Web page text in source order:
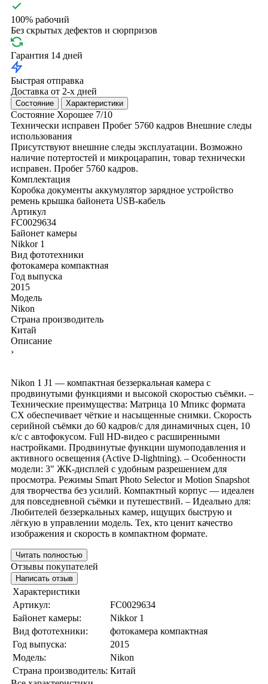
100% рабочий
Без скрытых дефектов и сюрпризов
Гарантия 14 дней
Быстрая отправка
Доставка от 2-х дней
Состояние Характеристики
Состояние Хорошее 7/10
Технически исправен Пробег 5760 кадров Внешние следы
использования
Присутствуют внешние следы эксплуатации. Возможно
наличие потертостей и микроцарапин, товар технически
исправен. Пробег 5760 кадров.
Комплектация
Коробка документы аккумулятор зарядное устройство
ремень крышка байонета USB-кабель
Артикул
FC0029634
Байонет камеры
Nikkor 1
Вид фототехники
фотокамера компактная
Год выпуска
2015
Модель
Nikon
Страна производитель
Китай
Описание
›
Nikon 1 J1 — компактная беззеркальная камера с
продвинутыми функциями и высокой скоростью съёмки. –
Технические преимущества: Матрица 10 Мпикс формата
CX обеспечивает чёткие и насыщенные снимки. Скорость
серийной съёмки до 60 кадров/с для динамичных сцен, 10
к/с с автофокусом. Full HD-видео с расширенными
настройками. Продвинутые функции шумоподавления и
активного освещения (Active D-lightning). – Особенности
модели: 3" ЖК-дисплей с удобным разрешением для
просмотра. Режимы Smart Photo Selector и Motion Snapshot
для творчества без усилий. Компактный корпус — идеален
для повседневной съёмки и путешествий. – Идеально для:
Любителей беззеркальных камер, ищущих быструю и
лёгкую в управлении модель. Тех, кто ценит качество
изображения и скорость в компактном формате.
Читать полностью
Отзывы покупателей
Написать отзыв
Характеристики
Артикул:
FC0029634
Байонет камеры:
Nikkor 1
Вид фототехники:
фотокамера компактная
Год выпуска:
2015
Модель:
Nikon
Страна производитель: Китай